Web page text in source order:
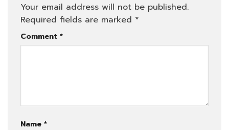
Your email address will not be published.
Required fields are marked *
Comment *
Name *